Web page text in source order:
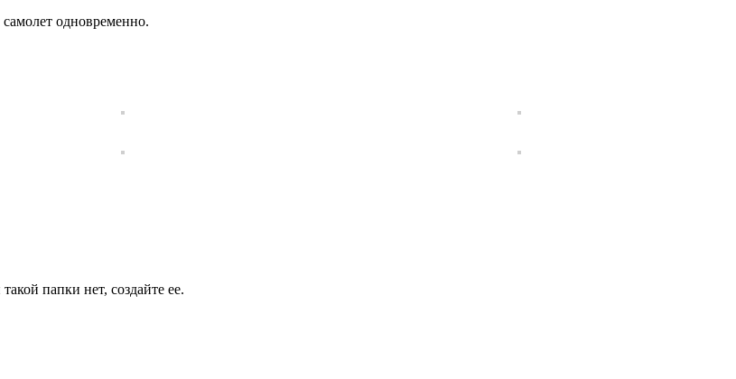
одновременно.
папки нет, создайте ее.